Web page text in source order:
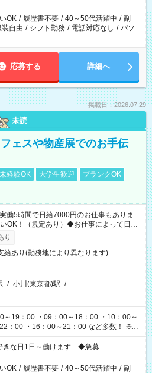
OK / 履歴書不要 / 40～50代活躍中 / 副
装自由 / シフト勤務 / 電話対応なし / パソ
応募する 詳細へ
掲載日：2026.07.29
未読
ェスや物産展でのお手伝
経験OK 大学生歓迎
ブランクOK
働5時間で日給7000円のお仕事もありま
！（規定あり）◆お仕事によって日給
り
給あり(勤務地により異なります)
/ 小川(東京都)駅 / …
～19：00 ・09：00～18：00 ・10：00～
16：00～21：00 など多数！ ※お
異なります
な日1日～働けます ◆急募
OK / 履歴書不要 / 40～50代活躍中 / 副